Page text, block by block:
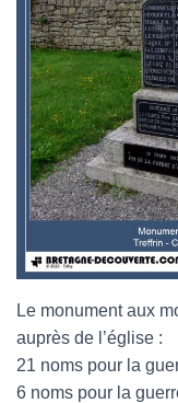
Le monument aux
auprès de l’église :
21 noms pour la
6 noms pour la